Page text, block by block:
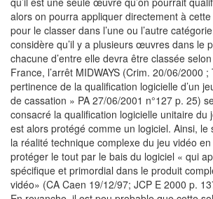
alors on pourra appliquer directement à
pour le classer dans l’une ou l’autre
considère qu’il y a plusieurs œuvres dans le
chacune d’entre elle devra être classée
France, l’arrêt MIDWAYS (Crim. 20/06/2000
pertinence de la qualification logicielle d’un
de cassation » PA 27/06/2001 n°127 p. 25)
consacré la qualification logicielle unitaire du
est alors protégé comme un logiciel. Ainsi, le
la réalité technique complexe du jeu vidéo
protéger le tout par le bais du logiciel « qui
spécifique et primordial dans le produit
vidéo» (CA Caen 19/12/97; JCP E 2000 p.